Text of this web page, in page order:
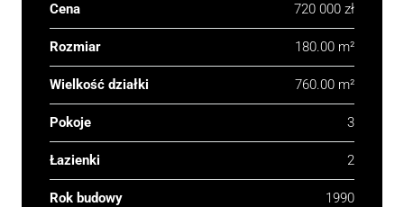
Cena 720 000 zł
Rozmiar 180.00 m²
Wielkość działki 760.00 m²
Pokoje 3
Łazienki 2
Rok budowy 1990